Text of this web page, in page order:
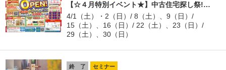
【☆４月特別イベント★】中古住宅探し祭!…
4/1（土）・2（日）/ 8（土）、9（日）/
15（土）、16（日）/ 22（土）、23（日）/
29（土）、30（日）
終 了 セミナー